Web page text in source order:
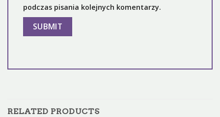
podczas pisania kolejnych komentarzy.
RELATED PRODUCTS